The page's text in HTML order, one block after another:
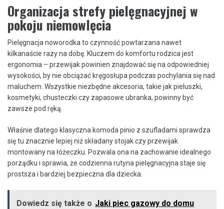
Organizacja strefy pielęgnacyjnej w
pokoju niemowlęcia
Pielęgnacja noworodka to czynność powtarzana nawet
kilkanaście razy na dobę. Kluczem do komfortu rodzica jest
ergonomia – przewijak powinien znajdować się na odpowiedniej
wysokości, by nie obciążać kręgosłupa podczas pochylania się nad
maluchem. Wszystkie niezbędne akcesoria, takie jak pieluszki,
kosmetyki, chusteczki czy zapasowe ubranka, powinny być
zawsze pod ręką.
Właśnie dlatego klasyczna komoda pinio z szufladami sprawdza
się tu znacznie lepiej niż składany stojak czy przewijak
montowany na łóżeczku. Pozwala ona na zachowanie idealnego
porządku i sprawia, że codzienna rutyna pielęgnacyjna staje się
prostsza i bardziej bezpieczna dla dziecka.
Dowiedz się także o Jaki piec gazowy do domu